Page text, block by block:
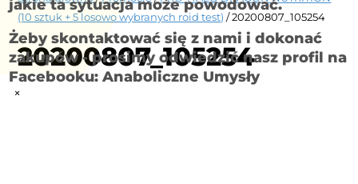
(10 sztuk + 5 losowo wybranych roid test) / 20200807_105254
20200807_105254
jakie ta sytuacja może powodować.
Żeby skontaktować się z nami i dokonać
zakupów - prosimy odwiedzić nasz profil na
Facebooku: Anaboliczne Umysły
×